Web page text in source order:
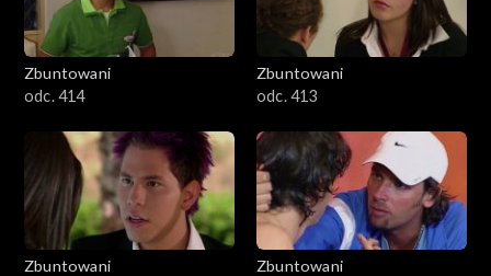
Zbuntowani
odc. 414
Zbuntowani
odc. 413
Zbuntowani
Zbuntowani